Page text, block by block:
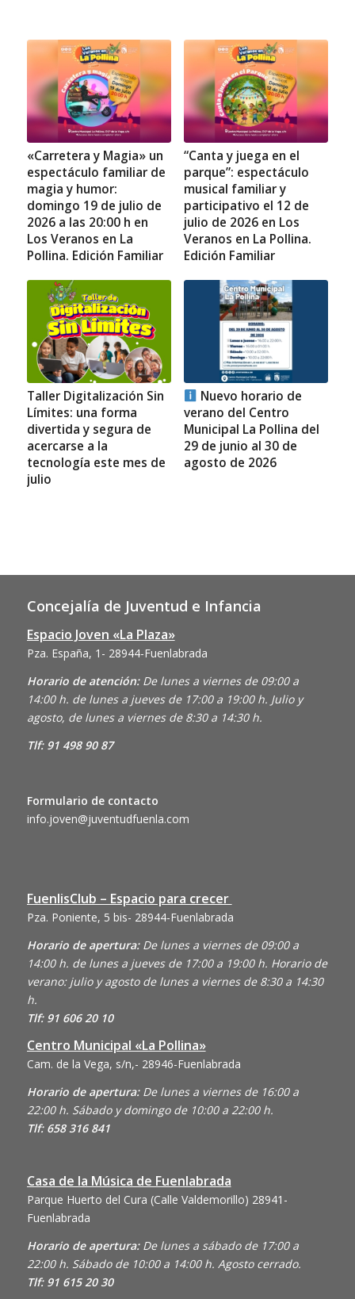
«Carretera y Magia» un
espectáculo familiar de
magia y humor:
domingo 19 de julio de
2026 a las 20:00 h en
Los Veranos en La
Pollina. Edición Familiar
“Canta y juega en el
parque”: espectáculo
musical familiar y
participativo el 12 de
julio de 2026 en Los
Veranos en La Pollina.
Edición Familiar
Taller Digitalización Sin
Límites: una forma
divertida y segura de
acercarse a la
tecnología este mes de
julio
Nuevo horario de
verano del Centro
Municipal La Pollina del
29 de junio al 30 de
agosto de 2026
Concejalía de Juventud e Infancia
Espacio Joven «La Plaza»
Pza. España, 1- 28944-Fuenlabrada
Horario de atención: De lunes a viernes de 09:00 a
14:00 h. de lunes a jueves de 17:00 a 19:00 h. Julio y
agosto, de lunes a viernes de 8:30 a 14:30 h.
Tlf: 91 498 90 87
Formulario de contacto
info.joven@juventudfuenla.com
FuenlisClub – Espacio para crecer
Pza. Poniente, 5 bis- 28944-Fuenlabrada
Horario de apertura:De lunes a viernes de 09:00 a
14:00 h. de lunes a jueves de 17:00 a 19:00 h. Horario de
verano: julio y agosto de lunes a viernes de 8:30 a 14:30
h.
Tlf: 91 606 20 10
Centro Municipal «La Pollina»
Cam. de la Vega, s/n,- 28946-Fuenlabrada
Horario de apertura: De lunes a viernes de 16:00 a
22:00 h. Sábado y domingo de 10:00 a 22:00 h.
Tlf: 658 316 841
Casa de la Música de Fuenlabrada
Parque Huerto del Cura (Calle Valdemorillo) 28941-
Fuenlabrada
Horario de apertura: De lunes a sábado de 17:00 a
22:00 h. Sábado de 10:00 a 14:00 h. Agosto cerrado.
Tlf: 91 615 20 30